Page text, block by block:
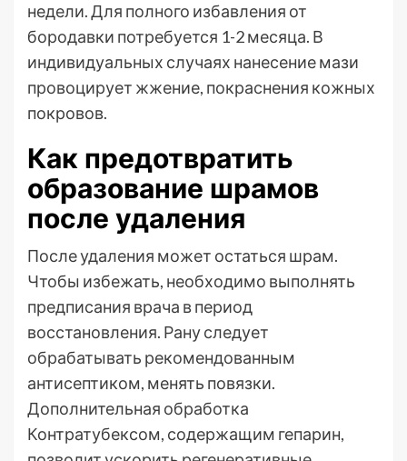
недели. Для полного избавления от
бородавки потребуется 1-2 месяца. В
индивидуальных случаях нанесение мази
провоцирует жжение, покраснения кожных
покровов.
Как предотвратить
образование шрамов
после удаления
После удаления может остаться шрам.
Чтобы избежать, необходимо выполнять
предписания врача в период
восстановления. Рану следует
обрабатывать рекомендованным
антисептиком, менять повязки.
Дополнительная обработка
Контратубексом, содержащим гепарин,